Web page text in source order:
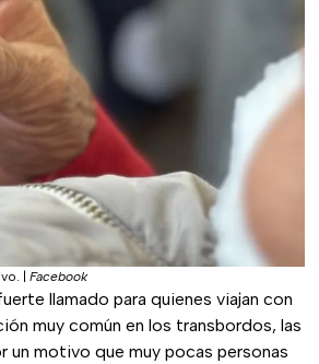
Facebook
llamado para quienes viajan con
muy común en los transbordos, las
un motivo que muy pocas personas